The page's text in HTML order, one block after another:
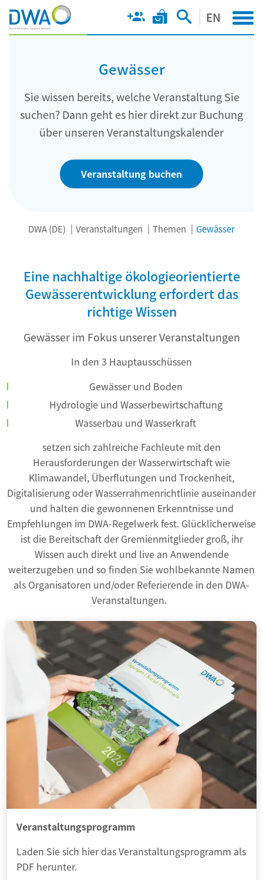
EN
Gewässer
Sie wissen bereits, welche Veranstaltung Sie
suchen? Dann geht es hier direkt zur Buchung
über unseren Veranstaltungskalender
Veranstaltung buchen
DWA (DE) Veranstaltungen Themen Gewässer
Eine nachhaltige ökologieorientierte
Gewässerentwicklung erfordert das
richtige Wissen
Gewässer im Fokus unserer Veranstaltungen
In den 3 Hauptausschüssen
Gewässer und Boden
Hydrologie und Wasserbewirtschaftung
Wasserbau und Wasserkraft
setzen sich zahlreiche Fachleute mit den
Herausforderungen der Wasserwirtschaft wie
Klimawandel, Überflutungen und Trockenheit,
Digitalisierung oder Wasserrahmenrichtlinie auseinander
und halten die gewonnenen Erkenntnisse und
Empfehlungen im DWA-Regelwerk fest. Glücklicherweise
ist die Bereitschaft der Gremienmitglieder groß, ihr
Wissen auch direkt und live an Anwendende
weiterzugeben und so finden Sie wohlbekannte Namen
als Organisatoren und/oder Referierende in den DWA-
Veranstaltungen.
Veranstaltungsprogramm
Laden Sie sich hier das Veranstaltungsprogramm als
PDF herunter.